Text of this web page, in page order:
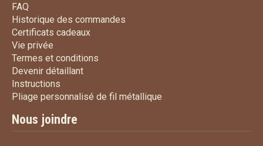
FAQ
Historique des commandes
Certificats cadeauxCertificats cadeaux
Vie privée
Termes et conditions
Devenir détaillantDevenir détaillant
Instructions
Pliage personnalisé de fil métallique
Nous joindre